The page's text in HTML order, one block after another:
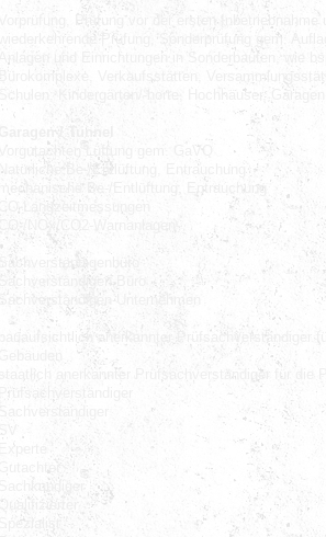
Vorprüfung, Prüfung vor der ersten Inbetriebnahme
wiederkehrende Prüfung, Sonderprüfung gem.
Anlagen und Einrichtungen in Sonderbauten, wie
Bürokomplexe, Verkaufsstätten,
Schulen, Kindergärten/-horte, Hochhäuser,
Garagen / Tunnel
Vorgutachten Lüftung gem. GaVO
Natürliche Be-/Entlüftung, Entrauchung
mechanische Be-/Entlüftung, Entrauchung
CO-/NOx/CO2-Warnanlagen
Sachverständigenbüro
Sachverständigen-Büro
Sachverständigen-Unternehmen
bauaufsichtlich anerkannter Prüfsachverständiger
staatlich anerkannter Prüfsachverständiger für die
Prüfsachverständiger
SV
Gutachter
Qualifizierter
Spezialist